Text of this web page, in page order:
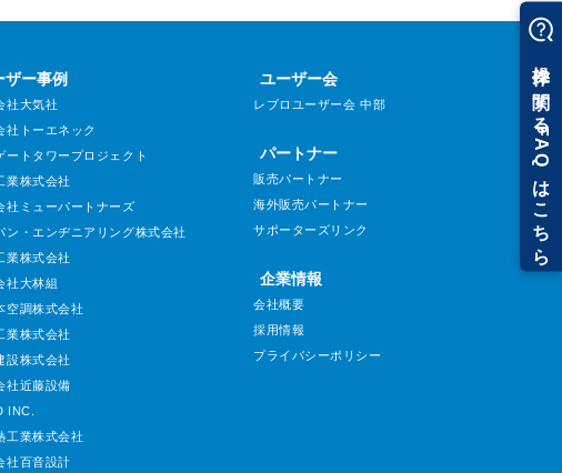
ザー事例
社大気社
社トーエネック
ートタワープロジェクト
業株式会社
社ミューパートナーズ
ン・エンヂニアリング株式会社
業株式会社
社大林組
空調株式会社
業株式会社
設株式会社
社近藤設備
INC.
工業株式会社
社百音設計
ユーザー会
レブロユーザー会 中部
パートナー
販売パートナー
海外販売パートナー
サポーターズリンク
企業情報
会社概要
採用情報
プライバシーポリシー